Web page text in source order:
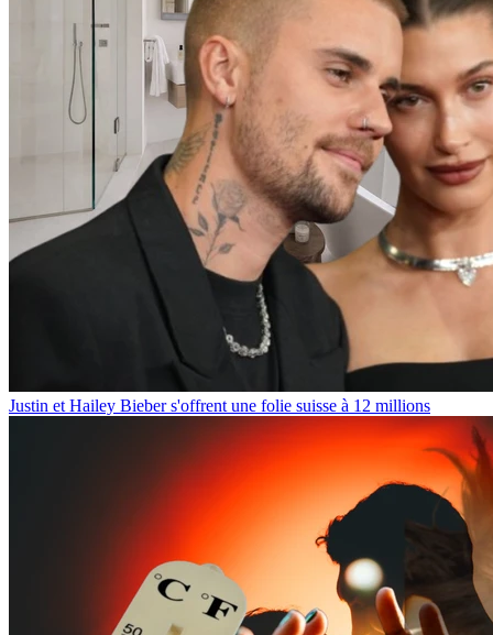
Justin et Hailey Bieber s'offrent une folie suisse à 12 millions